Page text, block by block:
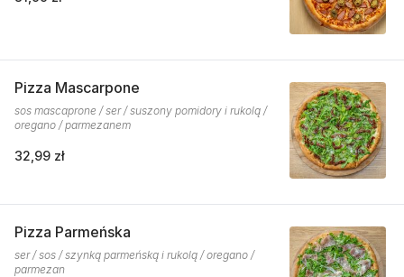
Pizza Mascarpone
sos mascaprone / ser / suszony pomidory i rukolą /
oregano / parmezanem
32,99 zł
Pizza Parmeńska
ser / sos / szynką parmeńską i rukolą / oregano /
parmezan